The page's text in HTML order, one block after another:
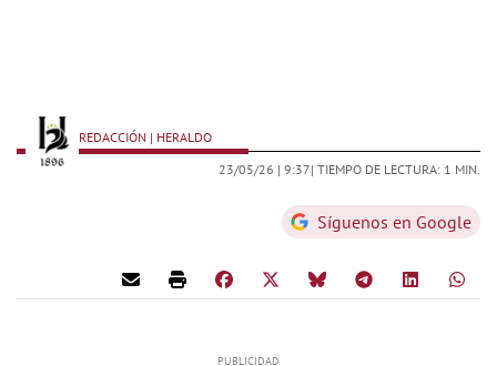
REDACCIÓN | HERALDO
23/05/26 | 9:37| TIEMPO DE LECTURA: 1 MIN.
Síguenos en Google